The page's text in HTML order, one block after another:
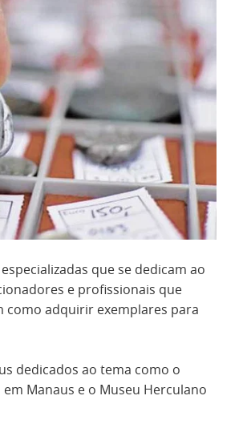
que se dedicam ao
e profissionais que
como adquirir exemplares para
dedicados ao tema como o
Manaus e o Museu Herculano